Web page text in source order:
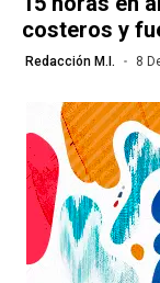
costeros y
Redacción M.I. 8